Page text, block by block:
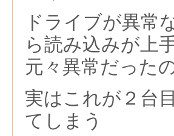
ドライブが異常
ら読み込みが上
元々異常だった
実はこれが２台
てしまう